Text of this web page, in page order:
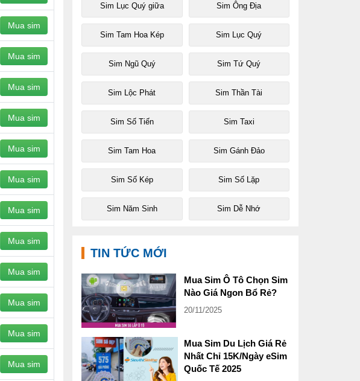
Mua sim
Mua sim
Mua sim
Mua sim
Mua sim
Mua sim
Mua sim
Mua sim
Mua sim
Mua sim
Mua sim
Mua sim
Sim Lục Quý giữa Sim Ông Địa
Sim Tam Hoa Kép Sim Lục Quý
Sim Ngũ Quý Sim Tứ Quý
Sim Lộc Phát Sim Thần Tài
Sim Số Tiến Sim Taxi
Sim Tam Hoa Sim Gánh Đảo
Sim Số Kép Sim Số Lặp
Sim Năm Sinh Sim Dễ Nhớ
TIN TỨC MỚI
Mua Sim Ô Tô Chọn Sim
Nào Giá Ngon Bổ Rẻ?
20/11/2025
Mua Sim Du Lịch Giá Rẻ
Nhất Chỉ 15K/Ngày eSim
Quốc Tế 2025